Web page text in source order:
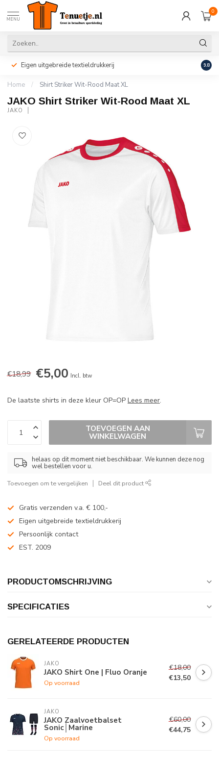
MENU
0
Eigen uitgebreide textieldrukkerij 9.8
Home / Shirt Striker Wit-Rood Maat XL
JAKO Shirt Striker Wit-Rood Maat XL
JAKO
€18,99 €5,00 Incl. btw
De laatste shirts in deze kleur OP=OP Lees meer.
TOEVOEGEN AAN
WINKELWAGEN
helaas op dit moment niet beschikbaar. We kunnen deze nog
wel bestellen voor u.
Toevoegen om te vergelijken Deel dit product
Gratis verzenden v.a. € 100,-
Eigen uitgebreide textieldrukkerij
Persoonlijk contact
EST. 2009
PRODUCTOMSCHRIJVING
SPECIFICATIES
GERELATEERDE PRODUCTEN
JAKO
JAKO Shirt One | Fluo Oranje
Op voorraad
€18,00
€13,50
JAKO
JAKO Zaalvoetbalset
Sonic│Marine
Op voorraad
€60,00
€44,75